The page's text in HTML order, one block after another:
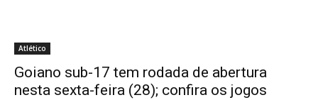
Atlético
Goiano sub-17 tem rodada de abertura
nesta sexta-feira (28); confira os jogos